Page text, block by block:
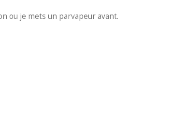
ou je mets un parvapeur avant.